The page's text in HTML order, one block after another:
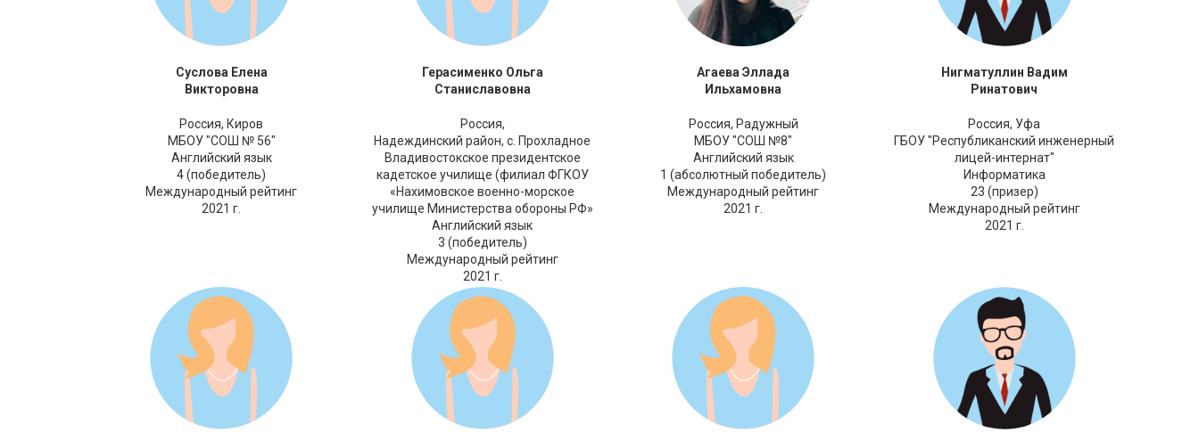
Суслова Елена
Викторовна
Россия, Киров
МБОУ "СОШ № 56"
Английский язык
4 (победитель)
Международный рейтинг
2021 г.
Герасименко Ольга
Станиславовна
Россия,
Надеждинский район, с. Прохладное
Владивостокское президентское
кадетское училище (филиал ФГКОУ
«Нахимовское военно-морское
училище Министерства обороны РФ»
Английский язык
3 (победитель)
Международный рейтинг
2021 г.
Агаева Эллада
Ильхамовна
Россия, Радужный
МБОУ "СОШ №8"
Английский язык
1 (абсолютный победитель)
Международный рейтинг
2021 г.
Нигматуллин Вадим
Ринатович
Россия, Уфа
ГБОУ "Республиканский инженерный
лицей-интернат"
Информатика
23 (призер)
Международный рейтинг
2021 г.